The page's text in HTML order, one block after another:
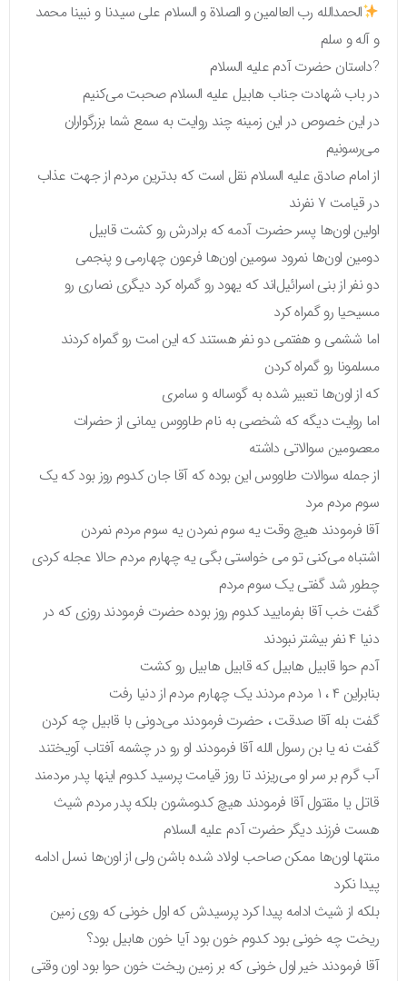
الحمدالله رب العالمین و الصلاة و السلام علی سیدنا و نبینا محمد
و آله و سلم
?داستان حضرت آدم علیه السلام
در باب شهادت جناب هابیل علیه السلام صحبت می‌کنیم
در این خصوص در این زمینه چند روایت به سمع شما بزرگواران
می‌رسونیم
از امام صادق علیه السلام نقل است که بدترین مردم از جهت عذاب
در قیامت ۷ نفرند
اولین اون‌ها پسر حضرت آدمه که برادرش رو کشت قابیل
دومین اون‌ها نمرود سومین اون‌ها فرعون چهارمی و پنجمی
دو نفر از بنی اسرائیل‌اند که یهود رو گمراه کرد دیگری نصاری رو
مسیحیا رو گمراه کرد
اما ششمی و هفتمی دو نفر هستند که این امت رو گمراه کردند
مسلمونا رو گمراه کردن
که از اون‌ها تعبیر شده به گوساله و سامری
اما روایت دیگه که شخصی به نام طاووس یمانی از حضرات
معصومین سوالاتی داشته
از جمله سوالات طاووس این بوده که آقا جان کدوم روز بود که یک
سوم مردم مرد
آقا فرمودند هیچ وقت یه سوم نمردن یه سوم مردم نمردن
اشتباه می‌کنی تو می خواستی بگی یه چهارم مردم حالا عجله کردی
چطور شد گفتی یک سوم مردم
گفت خب آقا بفرمایید کدوم روز بوده حضرت فرمودند روزی که در
دنیا ۴ نفر بیشتر نبودند
آدم حوا قابیل هابیل که قابیل هابیل رو کشت
بنابراین ۴ ، ۱ مردم مردند یک چهارم مردم از دنیا رفت
گفت بله آقا صدقت ، حضرت فرمودند می‌دونی با قابیل چه کردن
گفت نه یا بن رسول الله آقا فرمودند او رو در چشمه آفتاب آویختند
آب گرم بر سر او می‌ریزند تا روز قیامت پرسید کدوم اینها پدر مردمند
قاتل یا مقتول آقا فرمودند هیچ کدومشون بلکه پدر مردم شیث
هست فرزند دیگر حضرت آدم علیه السلام
منتها اون‌ها ممکن صاحب اولاد شده باشن ولی از اون‌ها نسل ادامه
پیدا نکرد
بلکه از شیث ادامه پیدا کرد پرسیدش که اول خونی که روی زمین
ریخت چه خونی بود کدوم خون بود آیا خون هابیل بود؟
آقا فرمودند خیر اول خونی که بر زمین ریخت خون حوا بود اون وقتی